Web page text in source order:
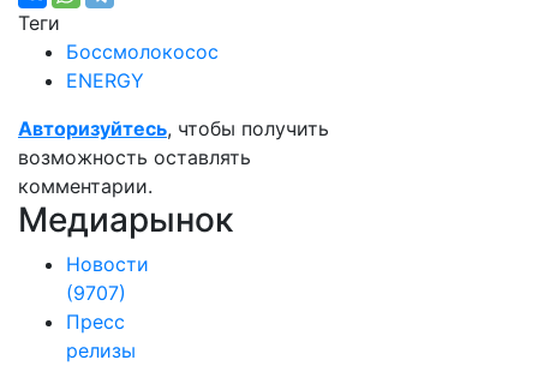
Теги
Боссмолокосос
ENERGY
Авторизуйтесь, чтобы получить
возможность оставлять
комментарии.
Медиарынок
Новости
(9707)
Пресс
релизы